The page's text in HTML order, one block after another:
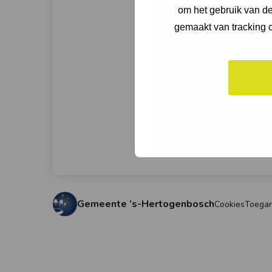
om het gebruik van
gemaakt van tracking
over
kunt
Gemeente ’s-HertogenboschCookies